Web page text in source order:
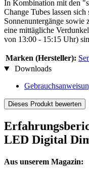
In Kombination mit den
Change Tubes lassen
Sonnenuntergänge sowie
eine mittägliche
von 13:00 - 15:15 Uhr)
Marken (Hersteller):
Downloads
Dieses Produkt bewerten
LED Digital
Aus unserem Magazin: